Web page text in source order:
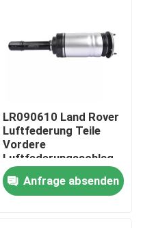
LR090610 Land Rover
Luftfederung Teile
Vordere
Luftfederungsschlag
für Range Rover
Anfrage absenden